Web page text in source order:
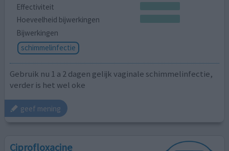
Effectiviteit
Hoeveelheid bijwerkingen
Bijwerkingen
schimmelinfectie
Gebruik nu 1 a 2 dagen gelijk vaginale schimmelinfectie,
verder is het wel oke
geef mening
Ciprofloxacine